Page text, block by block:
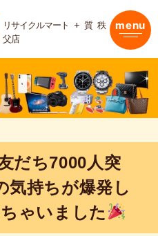
リサイクルマート + 質 秩
父店
menu
だち7000人突
気持ちが爆発し
ゃいました